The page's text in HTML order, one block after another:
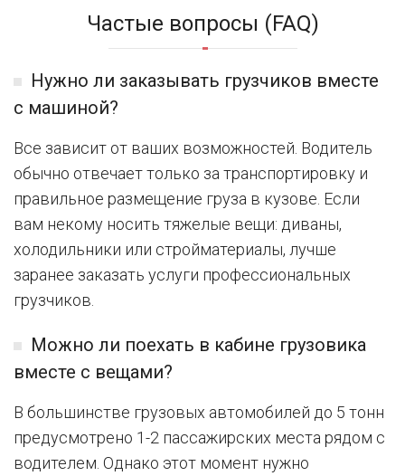
Частые вопросы (FAQ)
Нужно ли заказывать грузчиков вместе
с машиной?
Все зависит от ваших возможностей. Водитель
обычно отвечает только за транспортировку и
правильное размещение груза в кузове. Если
вам некому носить тяжелые вещи: диваны,
холодильники или стройматериалы, лучше
заранее заказать услуги профессиональных
грузчиков.
Можно ли поехать в кабине грузовика
вместе с вещами?
В большинстве грузовых автомобилей до 5 тонн
предусмотрено 1-2 пассажирских места рядом с
водителем. Однако этот момент нужно